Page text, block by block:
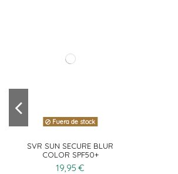
Fuera de stock
SVR SUN SECURE BLUR
COLOR SPF50+
19,95 €